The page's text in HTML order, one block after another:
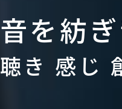
音を紡
聴き 感じ